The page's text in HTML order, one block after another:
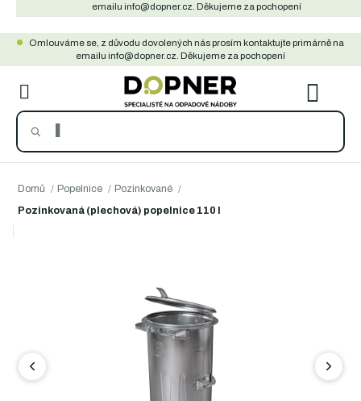
obsah
emailu info@dopner.cz. Děkujeme za pochopení
Omlouváme se, z důvodu dovolených nás prosím kontaktujte primárně na
emailu info@dopner.cz. Děkujeme za pochopení
KOŠÍK
Domů / Popelnice / Pozinkované /
Pozinkovaná (plechová) popelnice 110 l